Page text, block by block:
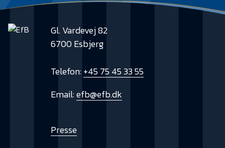
Gl. Vardevej 82
6700 Esbjerg
Telefon:+45 75 45 33 55
Email:efb@efb.dk
Presse